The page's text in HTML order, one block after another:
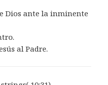
Dios ante la inminente
al Padre.